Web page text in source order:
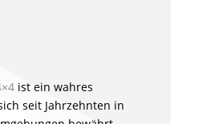
ist ein wahres
seit Jahrzehnten in